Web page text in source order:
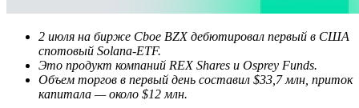
2 июля на бирже Cboe BZX дебютировал первый в США
спотовый Solana-ETF.
Это продукт компаний REX Shares и Osprey Funds.
Объем торгов в первый день составил $33,7 млн, приток
капитала — около $12 млн.